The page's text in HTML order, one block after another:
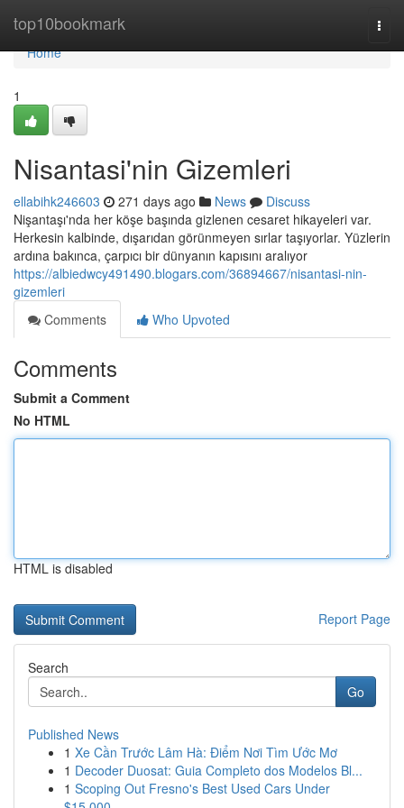
top10bookmark
Home
Home
1
Nisantasi'nin Gizemleri
ellabihk246603 271 days ago News
Discuss
Nişantaşı'nda her köşe başında gizlenen cesaret hikayeleri var.
Herkesin kalbinde, dışarıdan görünmeyen sırlar taşıyorlar. Yüzlerin
ardına bakınca, çarpıcı bir dünyanın kapısını aralıyor
https://albiedwcy491490.blogars.com/36894667/nisantasi-nin-
gizemleri
Comments
Who Upvoted
Comments
Submit a Comment
No HTML
HTML is disabled
Report Page
Search
Go
Published News
1 Xe Cần Trước Lâm Hà: Điểm Nơi Tìm Ước Mơ
1 Decoder Duosat: Guia Completo dos Modelos Bl...
1 Scoping Out Fresno's Best Used Cars Under